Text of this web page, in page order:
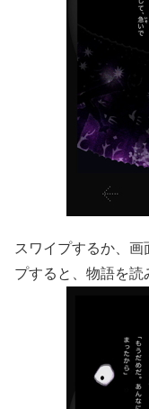
スワイプするか、
プすると、物語を読